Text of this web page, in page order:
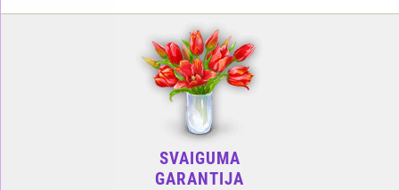
SVAIGUMA
GARANTIJA